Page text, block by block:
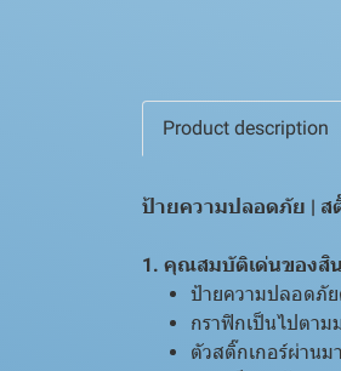
Product description
ป้ายความปลอดภัย | สติ๊
1. คุณสมบัติเด่นของสิ
ป้ายความปลอดภั
กราฟิกเป็นไปตาม
ตัวสติ๊กเกอร์ผ่านม